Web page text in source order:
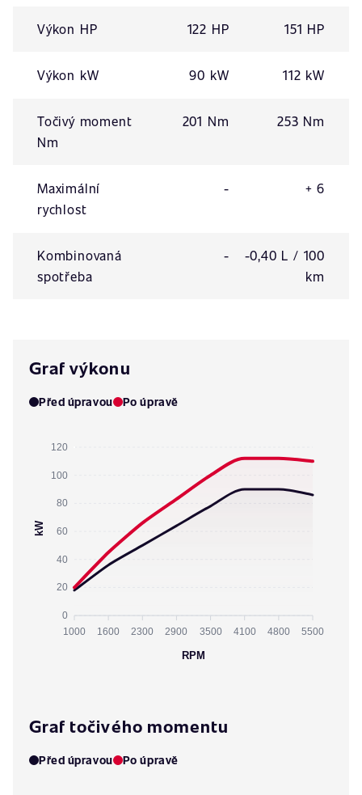
Výkon HP 122 HP 151 HP
Výkon kW 90 kW 112 kW
Točivý moment
Nm
201 Nm 253 Nm
Maximální
rychlost
- + 6
Kombinovaná
spotřeba
-
-0,40 L / 100
km
Graf výkonu
Před úpravou Po úpravě
120
100
80
60
40
20
0
kW
1000 1600 2300 2900 3500 4100 4800 5500
RPM
Graf točivého momentu
Před úpravou Po úpravě